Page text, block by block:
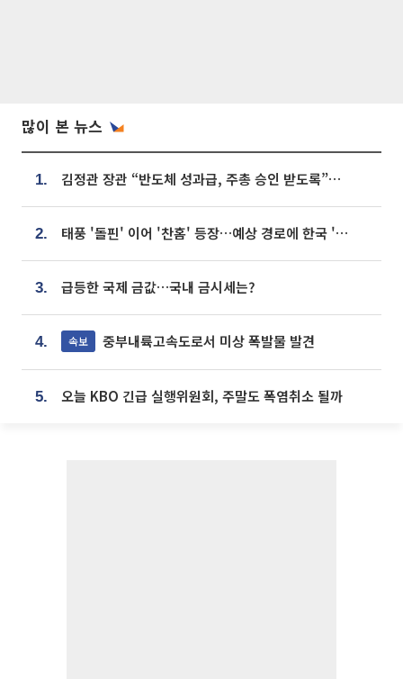
많이 본 뉴스
1. 김정관 장관 “반도체 성과급, 주총 승인 받도록”…상법·자본시장법 개정 시사
2. 태풍 '돌핀' 이어 '찬홈' 등장…예상 경로에 한국 '한숨'
3. 급등한 국제 금값…국내 금시세는?
4. 속보 중부내륙고속도로서 미상 폭발물 발견
5. 오늘 KBO 긴급 실행위원회, 주말도 폭염취소 될까